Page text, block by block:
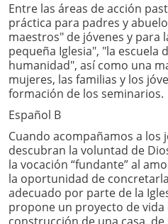
Entre las áreas de acción
práctica para padres y
maestros" de jóvenes y para
pequeña Iglesia", "la escuela
humanidad", así como una
mujeres, las familias y los
formación de los seminarios.
Español B
Cuando acompañamos a los
descubran la voluntad de
la vocación “fundante” al
la oportunidad de
adecuado por parte de la
propone un proyecto de vida